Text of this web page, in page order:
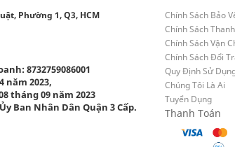
Phường 1, Q3, HCM
8732759086001
năm 2023,
tháng 09 năm 2023
Ban Nhân Dân Quận 3 Cấp.
Chính Sách Bảo
Chính Sách
Chính Sách Vận
Chính Sách Đổi
Quy Định Sử
Chúng Tôi Là Ai
Tuyển Dụng
Thanh Toán